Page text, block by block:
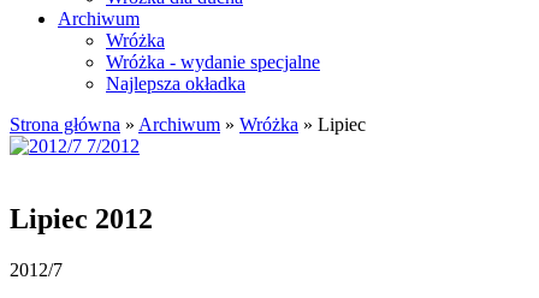
Archiwum
Wróżka
Wróżka - wydanie specjalne
Najlepsza okładka
Strona główna » Archiwum » Wróżka » Lipiec
Lipiec 2012
2012/7